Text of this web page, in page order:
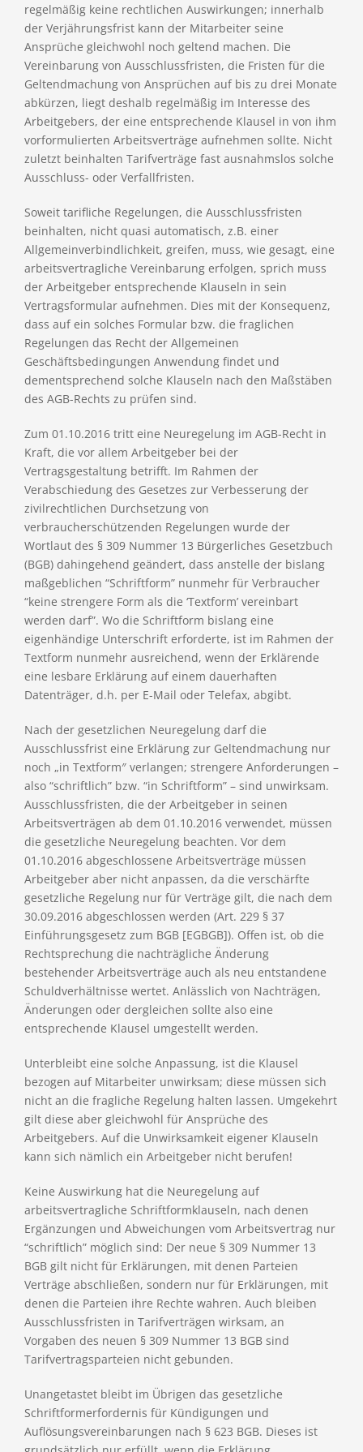
regelmäßig keine rechtlichen Auswirkungen; innerhalb
der Verjährungsfrist kann der Mitarbeiter seine
Ansprüche gleichwohl noch geltend machen. Die
Vereinbarung von Ausschlussfristen, die Fristen für die
Geltendmachung von Ansprüchen auf bis zu drei Monate
abkürzen, liegt deshalb regelmäßig im Interesse des
Arbeitgebers, der eine entsprechende Klausel in von ihm
vorformulierten Arbeitsverträge aufnehmen sollte. Nicht
zuletzt beinhalten Tarifverträge fast ausnahmslos solche
Ausschluss- oder Verfallfristen.
Soweit tarifliche Regelungen, die Ausschlussfristen
beinhalten, nicht quasi automatisch, z.B. einer
Allgemeinverbindlichkeit, greifen, muss, wie gesagt, eine
arbeitsvertragliche Vereinbarung erfolgen, sprich muss
der Arbeitgeber entsprechende Klauseln in sein
Vertragsformular aufnehmen. Dies mit der Konsequenz,
dass auf ein solches Formular bzw. die fraglichen
Regelungen das Recht der Allgemeinen
Geschäftsbedingungen Anwendung findet und
dementsprechend solche Klauseln nach den Maßstäben
des AGB-Rechts zu prüfen sind.
Zum 01.10.2016 tritt eine Neuregelung im AGB-Recht in
Kraft, die vor allem Arbeitgeber bei der
Vertragsgestaltung betrifft. Im Rahmen der
Verabschiedung des Gesetzes zur Verbesserung der
zivilrechtlichen Durchsetzung von
verbraucherschützenden Regelungen wurde der
Wortlaut des § 309 Nummer 13 Bürgerliches Gesetzbuch
(BGB) dahingehend geändert, dass anstelle der bislang
maßgeblichen “Schriftform” nunmehr für Verbraucher
“keine strengere Form als die ‘Textform’ vereinbart
werden darf”. Wo die Schriftform bislang eine
eigenhändige Unterschrift erforderte, ist im Rahmen der
Textform nunmehr ausreichend, wenn der Erklärende
eine lesbare Erklärung auf einem dauerhaften
Datenträger, d.h. per E-Mail oder Telefax, abgibt.
Nach der gesetzlichen Neuregelung darf die
Ausschlussfrist eine Erklärung zur Geltendmachung nur
noch „in Textform″ verlangen; strengere Anforderungen –
also “schriftlich” bzw. “in Schriftform” – sind unwirksam.
Ausschlussfristen, die der Arbeitgeber in seinen
Arbeitsverträgen ab dem 01.10.2016 verwendet, müssen
die gesetzliche Neuregelung beachten. Vor dem
01.10.2016 abgeschlossene Arbeitsverträge müssen
Arbeitgeber aber nicht anpassen, da die verschärfte
gesetzliche Regelung nur für Verträge gilt, die nach dem
30.09.2016 abgeschlossen werden (Art. 229 § 37
Einführungsgesetz zum BGB [EGBGB]). Offen ist, ob die
Rechtsprechung die nachträgliche Änderung
bestehender Arbeitsverträge auch als neu entstandene
Schuldverhältnisse wertet. Anlässlich von Nachträgen,
Änderungen oder dergleichen sollte also eine
entsprechende Klausel umgestellt werden.
Unterbleibt eine solche Anpassung, ist die Klausel
bezogen auf Mitarbeiter unwirksam; diese müssen sich
nicht an die fragliche Regelung halten lassen. Umgekehrt
gilt diese aber gleichwohl für Ansprüche des
Arbeitgebers. Auf die Unwirksamkeit eigener Klauseln
kann sich nämlich ein Arbeitgeber nicht berufen!
Keine Auswirkung hat die Neuregelung auf
arbeitsvertragliche Schriftformklauseln, nach denen
Ergänzungen und Abweichungen vom Arbeitsvertrag nur
“schriftlich” möglich sind: Der neue § 309 Nummer 13
BGB gilt nicht für Erklärungen, mit denen Parteien
Verträge abschließen, sondern nur für Erklärungen, mit
denen die Parteien ihre Rechte wahren. Auch bleiben
Ausschlussfristen in Tarifverträgen wirksam, an
Vorgaben des neuen § 309 Nummer 13 BGB sind
Tarifvertragsparteien nicht gebunden.
Unangetastet bleibt im Übrigen das gesetzliche
Schriftformerfordernis für Kündigungen und
Auflösungsvereinbarungen nach § 623 BGB. Dieses ist